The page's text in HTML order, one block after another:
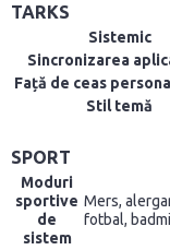
TARKS
Sistemic
Sincronizarea
Față de ceas
Stil temă
SPORT
Moduri
sportive
de
sistem
Mers,
fotbal,